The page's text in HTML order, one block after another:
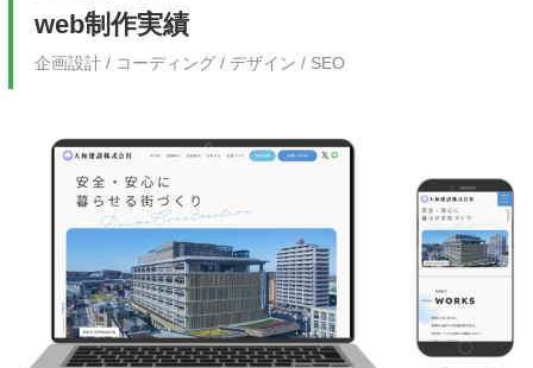
web制作実績
企画設計 / コーディング / デザイン / SEO